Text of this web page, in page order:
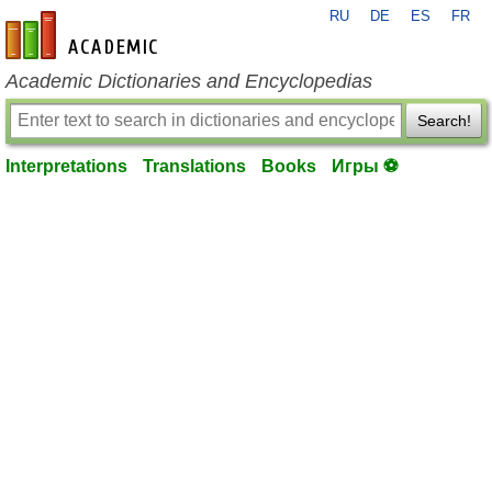
en-academic.com
RU DE ES FR
Academic Dictionaries and Encyclopedias
Search!
Interpretations Translations Books Игры ⚽